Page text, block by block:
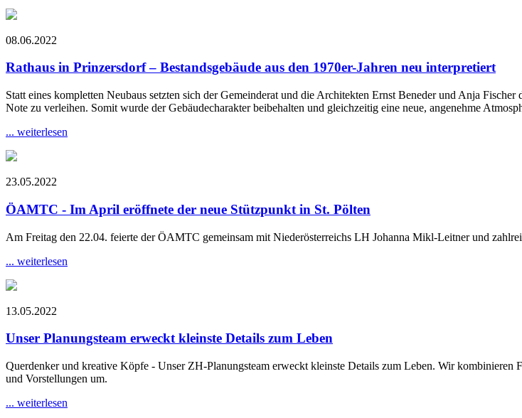
08.06.2022
Rathaus in Prinzersdorf – Bestandsgebäude aus den 1970er-Jahren neu interpretiert
Statt eines kompletten Neubaus setzten sich der Gemeinderat und die Architekten Ernst Beneder und Anja
Note zu verleihen. Somit wurde der Gebäudecharakter beibehalten und gleichzeitig eine neue, angenehme
... weiterlesen
23.05.2022
ÖAMTC - Im April eröffnete der neue Stützpunkt in St. Pölten
Am Freitag den 22.04. feierte der ÖAMTC gemeinsam mit Niederösterreichs LH Johanna Mikl-Leitner und
... weiterlesen
13.05.2022
Unser Planungsteam erweckt kleinste Details zum Leben
Querdenker und kreative Köpfe - Unser ZH-Planungsteam erweckt kleinste Details zum Leben. Wir kombinieren
und Vorstellungen um.
... weiterlesen